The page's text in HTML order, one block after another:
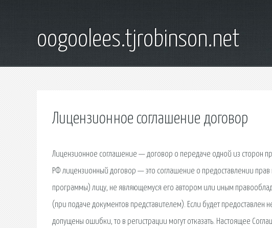
oogoolees.tjrobinson.net
Лицензионное соглашение договор
Лицензионное соглашение — договор о передаче одной из сторон
РФ лицензионный договор — это соглашение о предоставлении
программы) лицу, не являющемуся его автором или иным
(при подаче документов представителем). Если будет предоставлен
допущены ошибки, то в регистрации могут отказать. Настоящее